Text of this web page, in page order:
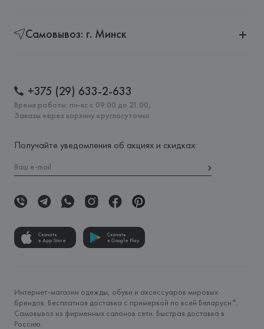
Самовывоз: г. Минск
+375 (29) 633-2-633
Время работы: пн-вс с 09:00 до 21:00,
Заказы через корзину круглосуточно
Получайте уведомления об акциях и скидках:
Скачать
в App Store
Скачать
в Google Play
Интернет-магазин одежды, обуви и аксессуаров мировых
брендов. Бесплатная доставка с примеркой по всей Беларуси*.
Самовывоз из фирменных салонов сети. Быстрая доставка в
Россию.